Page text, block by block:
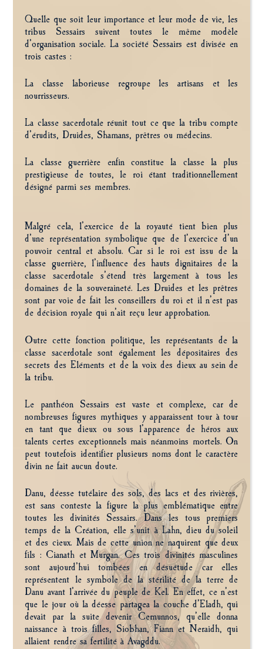
Quelle que soit leur importance et leur mode de vie, les
tribus Sessairs suivent toutes le même modèle
d’organisation sociale. La société Sessairs est divisée en
trois castes :
La classe laborieuse regroupe les artisans et les
nourrisseurs.
La classe sacerdotale réunit tout ce que la tribu compte
d’érudits, Druides, Shamans, prêtres ou médecins.
La classe guerrière enfin constitue la classe la plus
prestigieuse de toutes, le roi étant traditionnellement
désigné parmi ses membres.
Malgré cela, l’exercice de la royauté tient bien plus
d’une représentation symbolique que de l’exercice d’un
pouvoir central et absolu. Car si le roi est issu de la
classe guerrière, l’influence des hauts dignitaires de la
classe sacerdotale s’étend très largement à tous les
domaines de la souveraineté. Les Druides et les prêtres
sont par voie de fait les conseillers du roi et il n’est pas
de décision royale qui n’ait reçu leur approbation.
Outre cette fonction politique, les représentants de la
classe sacerdotale sont également les dépositaires des
secrets des Eléments et de la voix des dieux au sein de
la tribu.
Le panthéon Sessairs est vaste et complexe, car de
nombreuses figures mythiques y apparaissent tour à tour
en tant que dieux ou sous l’apparence de héros aux
talents certes exceptionnels mais néanmoins mortels. On
peut toutefois identifier plusieurs noms dont le caractère
divin ne fait aucun doute.
Danu, déesse tutélaire des sols, des lacs et des rivières,
est sans conteste la figure la plus emblématique entre
toutes les divinités Sessairs. Dans les tous premiers
temps de la Création, elle s’unit à Lahn, dieu du soleil
et des cieux. Mais de cette union ne naquirent que deux
fils : Cianath et Murgan. Ces trois divinités masculines
sont aujourd’hui tombées en désuétude car elles
représentent le symbole de la stérilité de la terre de
Danu avant l’arrivée du peuple de Kel. En effet, ce n’est
que le jour où la déesse partagea la couche d’Eladh, qui
devait par la suite devenir Cernunnos, qu’elle donna
naissance à trois filles, Siobhan, Fiann et Neraidh, qui
allaient rendre sa fertilité à Avagddu.